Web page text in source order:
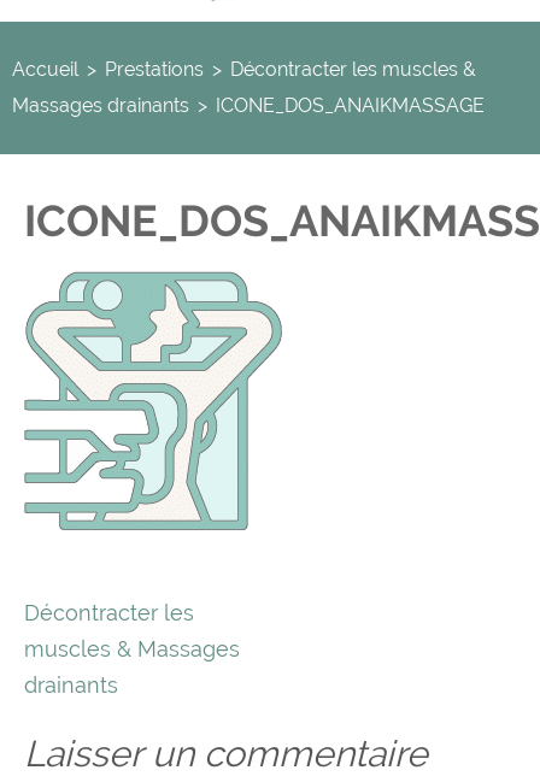
Accueil > Prestations > Décontracter les muscles &
Massages drainants > ICONE_DOS_ANAIKMASSAGE
Navigation
de
l’article
Décontracter les
muscles & Massages
drainants
Laisser un commentaire